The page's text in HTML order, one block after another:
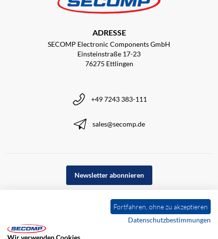
ADRESSE
SECOMP Electronic Components GmbH
Einsteinstraße 17-23
76275 Ettlingen
+49 7243 383-111
sales@secomp.de
Newsletter abonnieren
Fortfahren, ohne zu akzeptieren
Datenschutzbestimmungen
Wir verwenden Cookies